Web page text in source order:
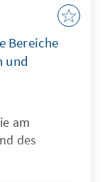
Zuletzt
und
auf. Am
als
– ein
dass
Bereiche
und
am
des